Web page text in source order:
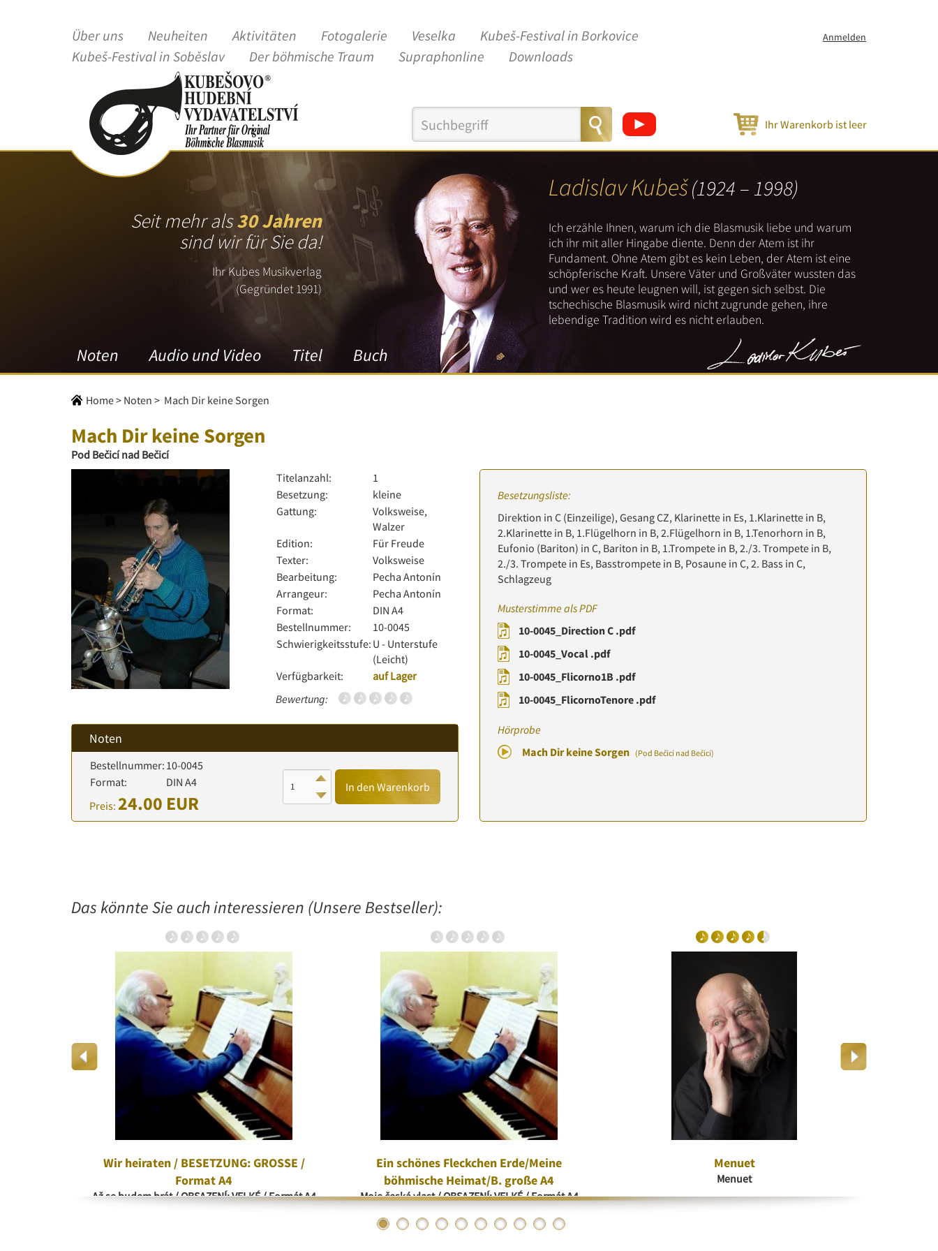
Über uns Neuheiten Aktivitäten Fotogalerie Veselka
Kubeš-Festival in Borkovice
Kubeš-Festival in Soběslav
Der böhmische Traum Supraphonline Downloads
Anmelden
Ihr Warenkorb ist leer
Seit mehr als30 Jahren
sind wir für Sie da!
Ihr Kubes Musikverlag
(Gegründet 1991)
Noten Audio und Video Titel Buch
Ladislav Kubeš(1924 – 1998)
Ich erzähle Ihnen, warum ich die Blasmusik liebe und warum
ich ihr mit aller Hingabe diente. Denn der Atem ist ihr
Fundament. Ohne Atem gibt es kein Leben, der Atem ist eine
schöpferische Kraft. Unsere Väter und Großväter wussten das
und wer es heute leugnen will, ist gegen sich selbst. Die
tschechische Blasmusik wird nicht zugrunde gehen, ihre
lebendige Tradition wird es nicht erlauben.
Home> Noten > Mach Dir keine Sorgen
Mach Dir keine Sorgen
Pod Bečicí nad Bečicí
Titelanzahl:
1
Besetzung:
kleine
Gattung:
Volksweise,
Walzer
Edition:
Für Freude
Texter:
Volksweise
Bearbeitung:
Pecha Antonín
Arrangeur:
Pecha Antonín
Format:
DIN A4
Bestellnummer:
10-0045
Schwierigkeitsstufe: U - Unterstufe
(Leicht)
Verfügbarkeit:
auf Lager
Bewertung:
Noten
Bestellnummer: 10-0045
Format:
DIN A4
Preis: 24.00 EUR
In den Warenkorb
Besetzungsliste:
Direktion in C (Einzeilige), Gesang CZ, Klarinette in Es, 1.Klarinette in B,
2.Klarinette in B, 1.Flügelhorn in B, 2.Flügelhorn in B, 1.Tenorhorn in B,
Eufonio (Bariton) in C, Bariton in B, 1.Trompete in B, 2./3. Trompete in B,
2./3. Trompete in Es, Basstrompete in B, Posaune in C, 2. Bass in C,
Schlagzeug
Musterstimme als PDF
10-0045_Direction C .pdf
10-0045_Vocal .pdf
10-0045_Flicorno1B .pdf
10-0045_FlicornoTenore .pdf
Hörprobe
Mach Dir keine Sorgen (Pod Bečicí nad Bečicí)
Das könnte Sie auch interessieren (Unsere Bestseller):
Wir heiraten / BESETZUNG: GROSSE /
Format A4
Až se budem brát / OBSAZENÍ: VELKÉ / Formát A4
Ein schönes Fleckchen Erde/Meine
böhmische Heimat/B. große A4
Moje česká vlast / OBSAZENÍ: VELKÉ / Formát A4
Menuet
Menuet